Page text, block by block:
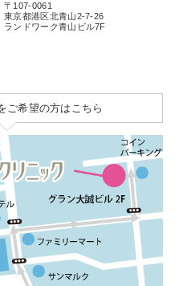
〒107-0061
東京都港区北青山2-7-26
ランドワーク青山ビル7F
ご希望の方はこちら